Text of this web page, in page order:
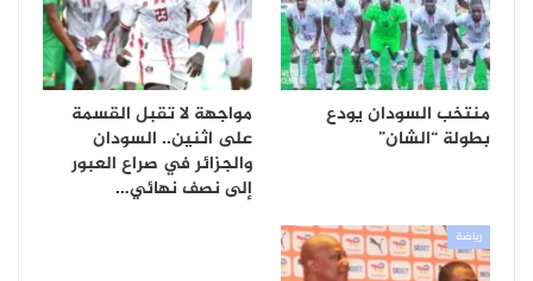
منتخب السودان يودع
بطولة “الشان”
مواجهة لا تقبل القسمة
على اثنين.. السودان
والجزائر في صراع العبور
إلى نصف نهائي…
رياضة